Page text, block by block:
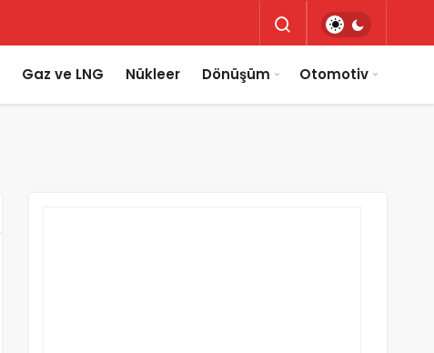
Gaz ve LNG Nükleer Dönüşüm Otomotiv